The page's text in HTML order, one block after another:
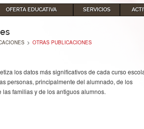
OFERTA EDUCATIVA SERVICIOS
> OTRAS PUBLICACIONES
los datos más significativos de cada curso
personas, principalmente del alumnado, de los
familias y de los antiguos alumnos.